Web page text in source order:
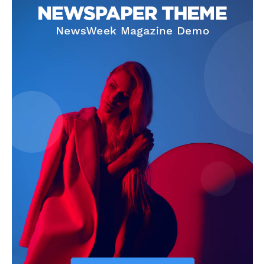
Company
My account
Quintana Roo
Cancún
Chetumal
Playa del Carmen
Puerto Morelos